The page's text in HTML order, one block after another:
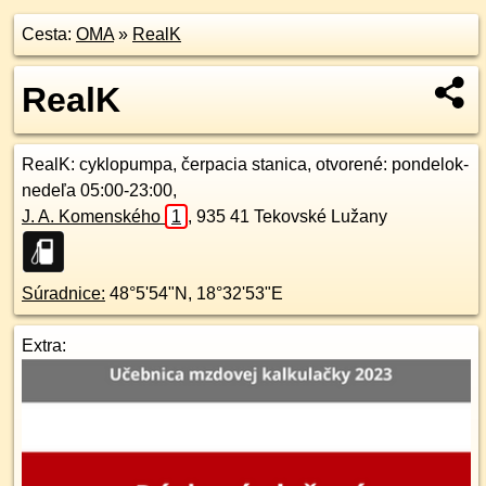
Cesta: OMA» RealK
RealK
RealK: cyklopumpa, čerpacia stanica, otvorené: pondelok-
nedeľa 05:00-23:00,
J. A. Komenského
1 , 935 41 Tekovské Lužany
Súradnice: 48°5'54"N , 18°32'53"E
Extra: